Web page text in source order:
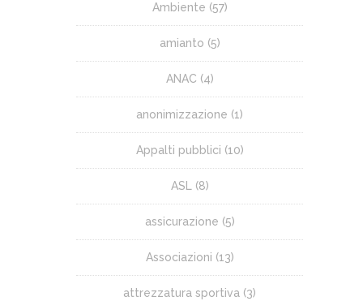
Ambiente (57)
amianto (5)
ANAC (4)
anonimizzazione (1)
Appalti pubblici (10)
ASL(8)
assicurazione (5)
Associazioni (13)
attrezzatura sportiva (3)